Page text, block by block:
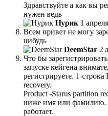
Здравствуйте а как вы
нужен ведь
Нурик 1
Всем привет не могу
нибудь
DeemStar 2
Что бы
запуске кейгена
регистрируете. 1-
recovery.
Product -Starus partition
ниже имя или фамилию.
работает.